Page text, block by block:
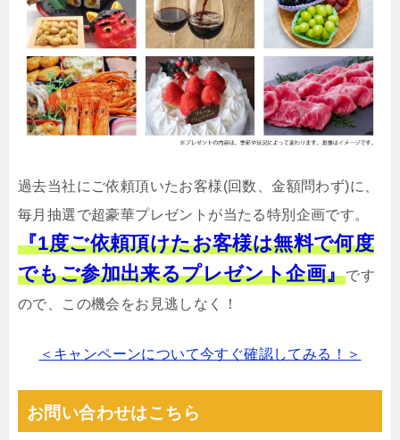
過去当社にご依頼頂いたお客様(回数、金額問わず)に、
毎月抽選で超豪華プレゼントが当たる特別企画です。
『1度ご依頼頂けたお客様は無料で何度
でもご参加出来るプレゼント企画』です
ので、この機会をお見逃しなく！
＜キャンペーンについて今すぐ確認してみる！＞
お問い合わせはこちら